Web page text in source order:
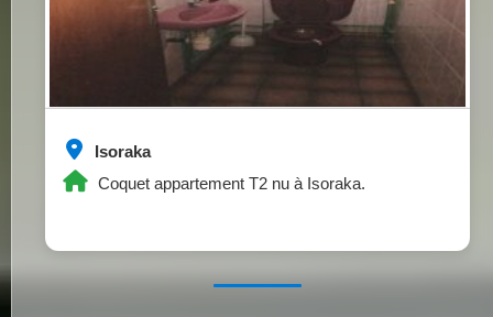
Isoraka
Coquet appartement T2 nu à Isoraka.